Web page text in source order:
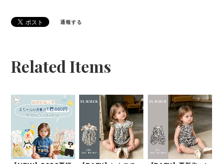
通報する
Related Items